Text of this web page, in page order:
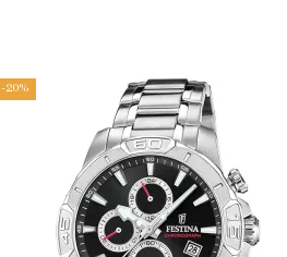
-20%